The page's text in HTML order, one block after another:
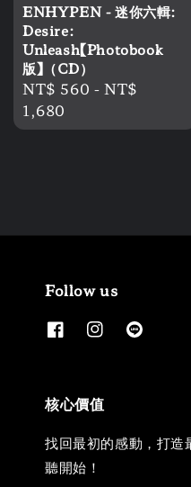
ENHYPEN - 迷你六輯:
Desire:
Unleash【Photobook
版】（CD）
Regular
price
NT$ 560 -NT$
1,680
Follow us
核心價值
找回最初的感動，打
聽開始！